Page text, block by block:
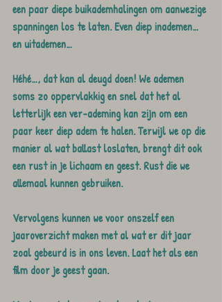
een paar diepe buikademhalingen om aanwezige
spanningen los te laten. Even diep inademen…
en uitademen…
Héhé…, dat kan al deugd doen! We ademen
soms zo oppervlakkig en snel dat het al
letterlijk een ver-ademing kan zijn om een
paar keer diep adem te halen. Terwijl we op die
manier al wat ballast loslaten, brengt dit ook
een rust in je lichaam en geest. Rust die we
allemaal kunnen gebruiken.
Vervolgens kunnen we voor onszelf een
jaaroverzicht maken met al wat er dit jaar
zoal gebeurd is in ons leven. Laat het als een
film door je geest gaan.